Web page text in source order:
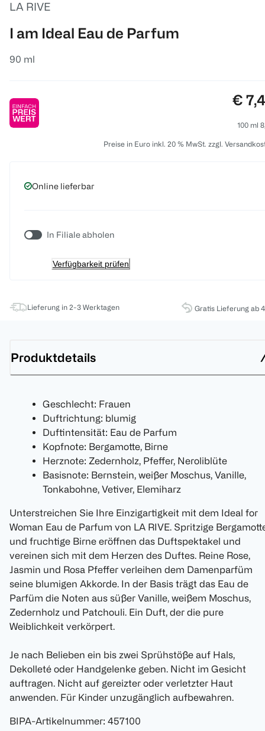
LA RIVE
I am Ideal Eau de Parfum
90 ml
€
100 ml
Preise in Euro inkl. 20 % MwSt. zzgl.
Online lieferbar
In Filiale abholen
Verfügbarkeit prüfen
Lieferung in 2-3 Werktagen Gratis Lieferung ab
Produktdetails
Geschlecht: Frauen
Duftrichtung: blumig
Duftintensität: Eau de Parfum
Kopfnote: Bergamotte, Birne
Herznote: Zedernholz, Pfeffer, Neroliblüte
Basisnote: Bernstein, weißer Moschus, Vanille,
Tonkabohne, Vetiver, Elemiharz
Unterstreichen Sie Ihre Einzigartigkeit mit dem Ideal for
Woman Eau de Parfum von LA RIVE. Spritzige
und fruchtige Birne eröffnen das Duftspektakel und
vereinen sich mit dem Herzen des Duftes. Reine Rose,
Jasmin und Rosa Pfeffer verleihen dem Damenparfüm
seine blumigen Akkorde. In der Basis trägt das Eau de
Parfüm die Noten aus süßer Vanille, weißem Moschus,
Zedernholz und Patchouli. Ein Duft, der die pure
Weiblichkeit verkörpert.
Je nach Belieben ein bis zwei Sprühstöße auf Hals,
Dekolleté oder Handgelenke geben. Nicht im Gesicht
auftragen. Nicht auf gereizter oder verletzter Haut
anwenden. Für Kinder unzugänglich aufbewahren.
BIPA-Artikelnummer: 457100